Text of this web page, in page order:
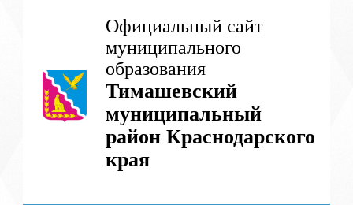
Официальный сайт
муниципального
образования
Тимашевский
муниципальный
район Краснодарского
края